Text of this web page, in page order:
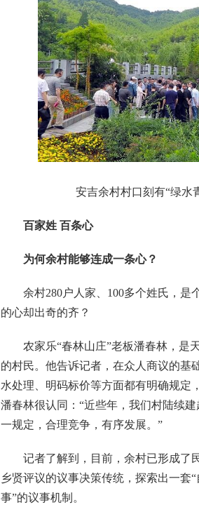
安吉余村村口刻有“绿水
百家姓 百条心
为何余村能够连成一条心？
余村280户人家、100多个姓氏，是
的心却出奇的齐？
农家乐“春林山庄”老板潘春林，是
的村民。他告诉记者，在众人商议的基
水处理、明码标价等方面都有明确规定
潘春林很认同：“近些年，我们村陆续
一规定，合理竞争，有序发展。”
记者了解到，目前，余村已形成了民
乡贤评议的议事决策传统，探索出一套
事”的议事机制。